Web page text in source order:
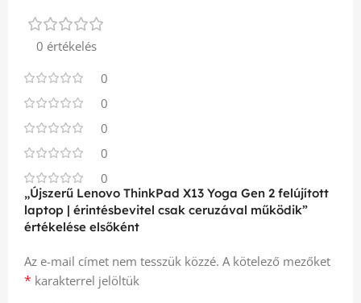
0 értékelés
0
0
0
0
0
„Újszerű Lenovo ThinkPad X13 Yoga Gen 2 felújított
laptop | érintésbevitel csak ceruzával működik”
értékelése elsőként
Az e-mail címet nem tesszük közzé. A kötelező mezőket
* karakterrel jelöltük